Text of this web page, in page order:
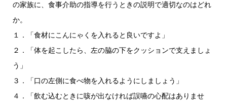
の家族に、食事介助の指導を行うときの説明で適切なのはどれ
か。
１．「食材にこんにゃくを入れると良いですよ」
２．「体を起こしたら、左の脇の下をクッションで支えましょ
う」
３．「口の左側に食べ物を入れるようにしましょう」
４．「飲む込むときに咳が出なければ誤嚥の心配はありませ